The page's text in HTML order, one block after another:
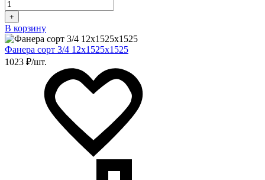
+
В корзину
Фанера сорт 3/4 12х1525х1525
1023 ₽/шт.